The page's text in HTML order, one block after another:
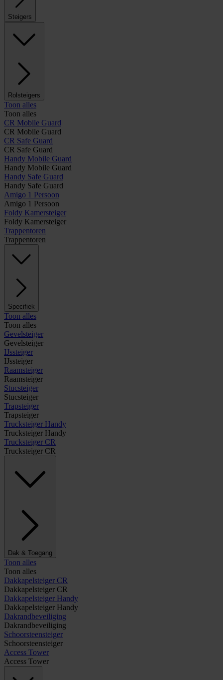
Steigers
Rolsteigers
Toon alles
Toon alles
CR Mobile Guard
CR Mobile Guard
CR Safe Guard
CR Safe Guard
Handy Mobile Guard
Handy Mobile Guard
Handy Safe Guard
Handy Safe Guard
Amigo 1 Persoon
Amigo 1 Persoon
Foldy Kamersteiger
Foldy Kamersteiger
Trappentoren
Trappentoren
Specifiek
Toon alles
Toon alles
Gevelsteiger
Gevelsteiger
IJssteiger
IJssteiger
Raamsteiger
Raamsteiger
Stucsteiger
Stucsteiger
Trapsteiger
Trapsteiger
Trucksteiger Handy
Trucksteiger Handy
Trucksteiger CR
Trucksteiger CR
Dak & Toegang
Toon alles
Toon alles
Dakkapelsteiger CR
Dakkapelsteiger CR
Dakkapelsteiger Handy
Dakkapelsteiger Handy
Dakrandbeveiliging
Dakrandbeveiliging
Schoorsteensteiger
Schoorsteensteiger
Access Tower
Access Tower